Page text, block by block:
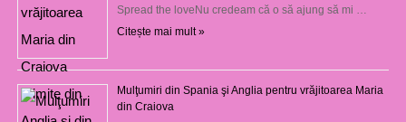
Spread the loveNu credeam că o să ajung să mi …
Citește mai mult »
Mulţumiri din Spania şi Anglia pentru vrăjitoarea Maria
din Craiova